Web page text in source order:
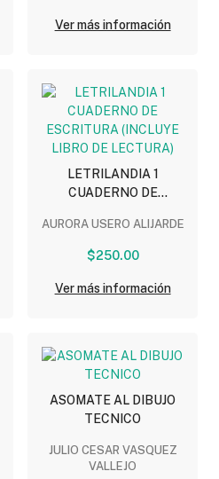
Ver más información
LETRILANDIA 1
CUADERNO DE
LIBRO DE LECTURA)
AURORA USERO ALIJARDE
$250.00
Ver más información
ASOMATE AL DIBUJO
TECNICO
JULIO CESAR VASQUEZ
VALLEJO